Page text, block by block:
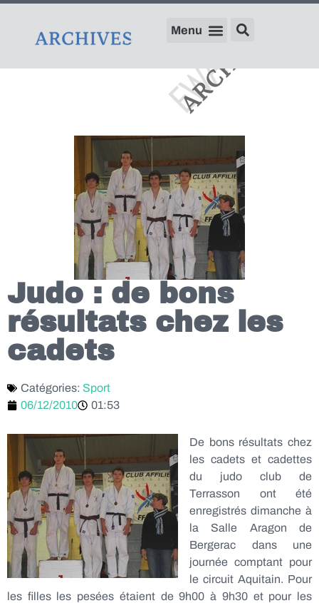
Judo : de bons
résultats chez les
cadets
Catégories: Sport
06/12/2010
01:53
De bons résultats chez
les cadets et cadettes
du judo club de
Terrasson ont été
enregistrés dimanche à
la Salle Aragon de
Bergerac dans une
journée comptant pour
le circuit Aquitain. Pour
les filles les pesées étaient de 9h00 à 9h30 et pour les